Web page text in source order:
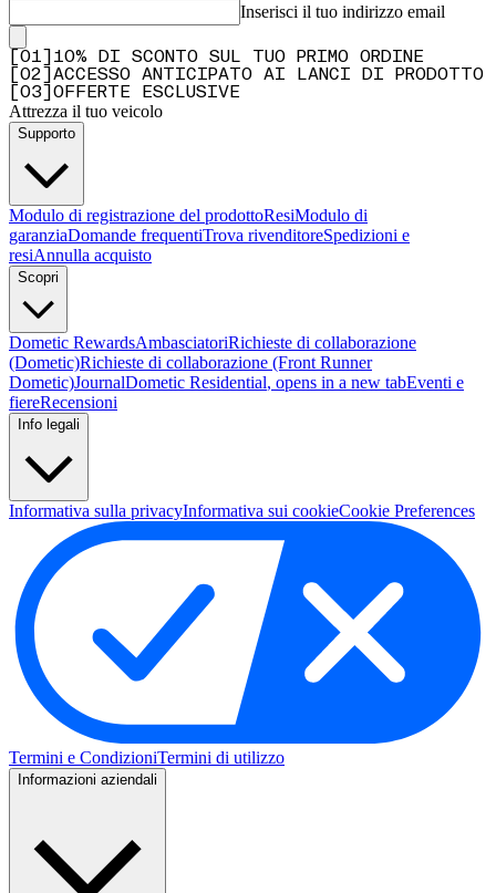
Inserisci il tuo indirizzo email
01
10% DI SCONTO SUL TUO PRIMO ORDINE
02
ACCESSO ANTICIPATO AI LANCI DI PRODOTTO
03 OFFERTE ESCLUSIVE
Attrezza il tuo veicolo
Supporto
Modulo di registrazione del prodottoResiModulo di
garanziaDomande frequentiTrova rivenditoreSpedizioni e
resiAnnulla acquisto
Scopri
Dometic RewardsAmbasciatoriRichieste di collaborazione
(Dometic)Richieste di collaborazione (Front Runner
Dometic)JournalDometic Residential, opens in a new tabEventi e
fiereRecensioni
Info legali
Informativa sulla privacyInformativa sui cookieCookie Preferences
Termini e CondizioniTermini di utilizzo
Informazioni aziendali